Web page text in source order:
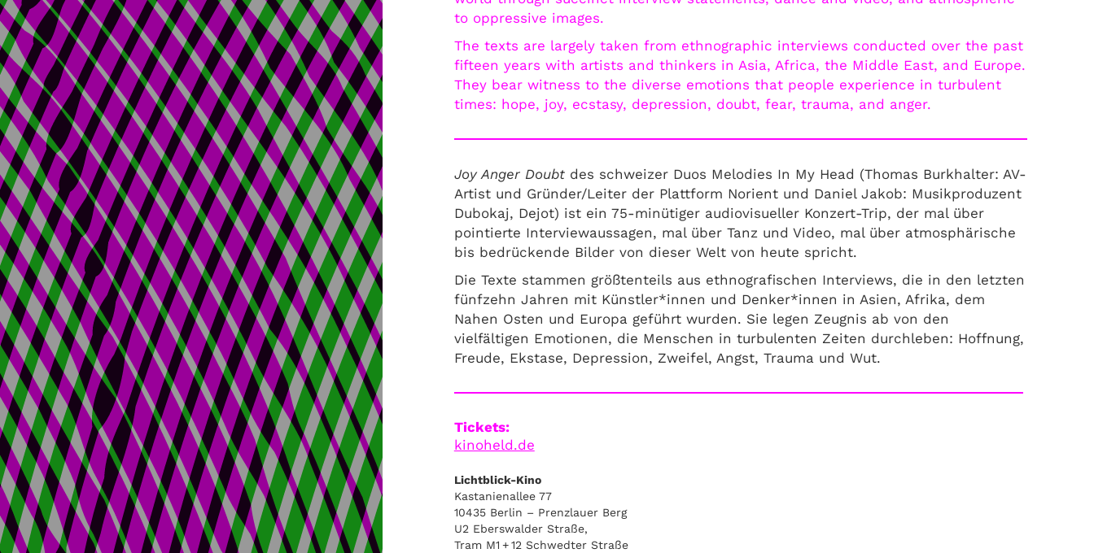
to oppressive images.
The texts are largely taken from ethnographic interviews conducted over the past
fifteen years with artists and thinkers in Asia, Africa, the Middle East, and Europe.
They bear witness to the diverse emotions that people experience in turbulent
times: hope, joy, ecstasy, depression, doubt, fear, trauma, and anger.
Joy Anger Doubtdes schweizer Duos Melodies In My Head (Thomas Burkhalter: AV-
Artist und Gründer/Leiter der Plattform Norient und Daniel Jakob: Musikproduzent
Dubokaj, Dejot) ist ein 75-minütiger audiovisueller Konzert-Trip, der mal über
pointierte Interviewaussagen, mal über Tanz und Video, mal über atmosphärische
bis bedrückende Bilder von dieser Welt von heute spricht.
Die Texte stammen größtenteils aus ethnografischen Interviews, die in den letzten
fünfzehn Jahren mit Künstler*innen und Denker*innen in Asien, Afrika, dem
Nahen Osten und Europa geführt wurden. Sie legen Zeugnis ab von den
vielfältigen Emotionen, die Menschen in turbulenten Zeiten durchleben: Hoffnung,
Freude, Ekstase, Depression, Zweifel, Angst, Trauma und Wut.
Tickets:
kinoheld.de
Lichtblick-Kino
Kastanienallee 77
10435 Berlin – Prenzlauer Berg
U2 Eberswalder Straße,
Tram M1 + 12 Schwedter Straße